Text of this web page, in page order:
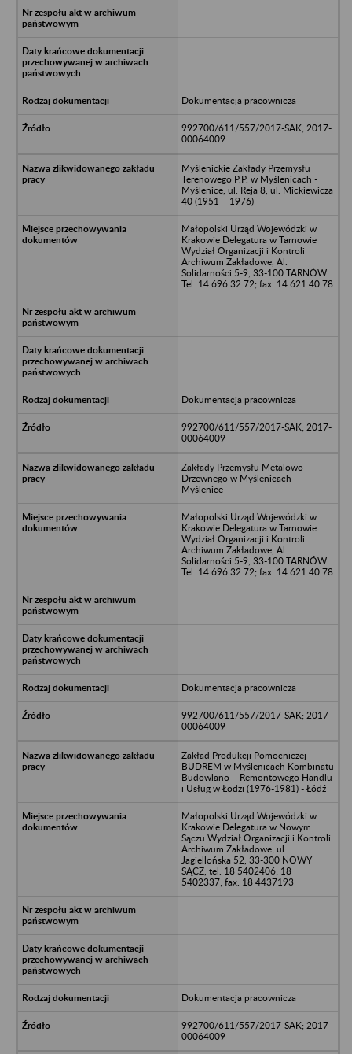
Dokumentacja pracownicza
992700/611/557/2017-SAK; 2017-
00064009
Myślenickie Zakłady Przemysłu
Terenowego P.P. w Myślenicach -
Myślenice, ul. Reja 8, ul. Mickiewicza
40 (1951 – 1976)
Małopolski Urząd Wojewódzki w
Krakowie Delegatura w Tarnowie
Wydział Organizacji i Kontroli
Archiwum Zakładowe, Al.
Solidarności 5-9, 33-100 TARNÓW
Tel. 14 696 32 72; fax. 14 621 40 78
Dokumentacja pracownicza
992700/611/557/2017-SAK; 2017-
00064009
Zakłady Przemysłu Metalowo –
Drzewnego w Myślenicach -
Myślenice
Małopolski Urząd Wojewódzki w
Krakowie Delegatura w Tarnowie
Wydział Organizacji i Kontroli
Archiwum Zakładowe, Al.
Solidarności 5-9, 33-100 TARNÓW
Tel. 14 696 32 72; fax. 14 621 40 78
Dokumentacja pracownicza
992700/611/557/2017-SAK; 2017-
00064009
Zakład Produkcji Pomocniczej
BUDREM w Myślenicach Kombinatu
Budowlano – Remontowego Handlu
i Usług w Łodzi (1976-1981) - Łódź
Małopolski Urząd Wojewódzki w
Krakowie Delegatura w Nowym
Sączu Wydział Organizacji i Kontroli
Archiwum Zakładowe; ul.
Jagiellońska 52, 33-300 NOWY
SĄCZ, tel. 18 5402406; 18
5402337; fax. 18 4437193
Dokumentacja pracownicza
992700/611/557/2017-SAK; 2017-
00064009